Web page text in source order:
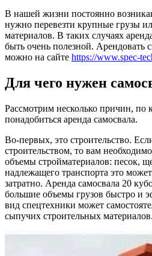
В нашей жизни постоянно
нужно перевезти крупные грузы
материалов. В таких случаях
быть очень полезной. Арендовать
можно на сайте https://www.spec-
Для чего нужен
Рассмотрим несколько причин, по
понадобиться аренда самосвала.
Во-первых, это строительство.
строительством, то вам
объемы стройматериалов: песок,
надлежащего транспорта это
затратно. Аренда самосвала 20
большие объемы грузов быстро и
вид спецтехники может
сыпучих строительных материалов.